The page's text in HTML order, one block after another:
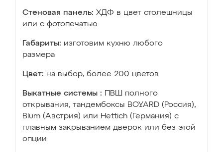
Стеновая панель: ХДФ в цвет столешницы
или с фотопечатью
Габариты: изготовим кухню любого
размера
Цвет: на выбор, более 200 цветов
Выкатные системы :
ПВШ полного
открывания, тандембоксы BOYARD (Россия),
Blum (Австрия) или Hettich (Германия) с
плавным закрыванием дверок или без этой
опции